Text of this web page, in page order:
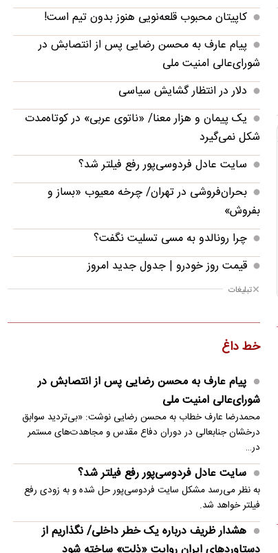
کاپیتان محبوب قلعه‌نویی هنوز بدون تیم است!
پیام عارف به محسن رضایی پس از انتصابش در
شورای‌عالی امنیت ملی
دلار در انتظار گشایش سیاسی
یک پیمان و هزار معنا/ «ناتوی عربی» در کوتاه‌مدت
شکل نمی‌گیرد
سایت عادل فردوسی‌پور رفع فیلتر شد؟
بحران‌فروشی در تهران/ چرخه معیوب «بساز و
بفروش»
چرا رونالدو به مسی تسلیت نگفت؟
قیمت روز خودرو | جدول جدید امروز
فرودگاه‌های آسیب‌دیده دوباره وارد چرخه عملیاتی
قیمت آپارتمان در بریانک، منیریه و مولوی
واقعیت است
پایان شایعات خبرساز درباره گزینه نقل و انتقالاتی
پرسپولیس
اتباع افغانستانی غیرمجاز، همچنان از کشور طرد
می‌شوند
گزارش الجزیره از کاهش ذخایر موشکی ایالات متحده
تبلیغات
خط داغ
پیام عارف به محسن رضایی پس از انتصابش در
شورای‌عالی امنیت ملی
محمدرضا عارف خطاب به محسن رضایی نوشت: «بی‌تردید سوابق
درخشان جنابعالی در دوران دفاع مقدس و مجاهدت‌های مستمر
در…
سایت عادل فردوسی‌پور رفع فیلتر شد؟
به نظر می‌رسد مشکل سایت فردوسی‌پور حل شده و به زودی رفع
فیلتر خواهد شد.
هشدار ظریف درباره یک خطر داخلی/ نگذاریم از